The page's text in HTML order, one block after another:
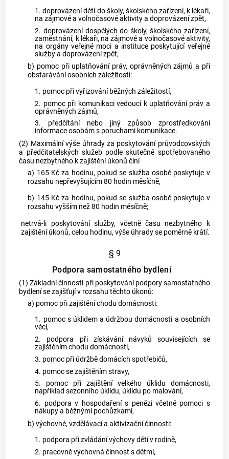
1. doprovázení dětí do školy, školského zařízení, k lékaři,
na zájmové a volnočasové aktivity a doprovázení zpět,
2. doprovázení dospělých do školy, školského zařízení,
zaměstnání, k lékaři, na zájmové a volnočasové aktivity,
na orgány veřejné moci a instituce poskytující veřejné
služby a doprovázení zpět,
b) pomoc při uplatňování práv, oprávněných zájmů a při
obstarávání osobních záležitostí:
1. pomoc při vyřizování běžných záležitostí,
2. pomoc při komunikaci vedoucí k uplatňování práv a
oprávněných zájmů,
3. předčítání nebo jiný způsob zprostředkování
informace osobám s poruchami komunikace.
(2) Maximální výše úhrady za poskytování průvodcovských
a předčitatelských služeb podle skutečně spotřebovaného
času nezbytného k zajištění úkonů činí
a) 165 Kč za hodinu, pokud se služba osobě poskytuje v
rozsahu nepřevyšujícím 80 hodin měsíčně,
b) 145 Kč za hodinu, pokud se služba osobě poskytuje v
rozsahu vyšším než 80 hodin měsíčně;
netrvá-li poskytování služby, včetně času nezbytného k
zajištění úkonů, celou hodinu, výše úhrady se poměrně krátí.
§ 9
Podpora samostatného bydlení
(1) Základní činnosti při poskytování podpory samostatného
bydlení se zajišťují v rozsahu těchto úkonů:
a) pomoc při zajištění chodu domácnosti:
1. pomoc s úklidem a údržbou domácnosti a osobních
věcí,
2. podpora při získávání návyků souvisejících se
zajištěním chodu domácnosti,
3. pomoc při údržbě domácích spotřebičů,
4. pomoc se zajištěním stravy,
5. pomoc při zajištění velkého úklidu domácnosti,
například sezonního úklidu, úklidu po malování,
6. podpora v hospodaření s penězi včetně pomoci s
nákupy a běžnými pochůzkami,
b) výchovné, vzdělávací a aktivizační činnosti:
1. podpora při zvládání výchovy dětí v rodině,
2. pracovně výchovná činnost s dětmi,